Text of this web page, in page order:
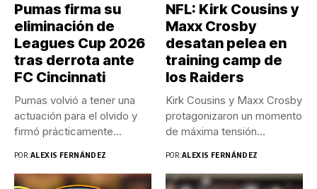
Pumas firma su
eliminación de
Leagues Cup 2026
tras derrota ante
FC Cincinnati
Pumas volvió a tener una
actuación para el olvido y
firmó prácticamente...
POR:ALEXIS FERNÁNDEZ
NFL: Kirk Cousins y
Maxx Crosby
desatan pelea en
training camp de
los Raiders
Kirk Cousins y Maxx Crosby
protagonizaron un momento
de máxima tensión
POR:ALEXIS FERNÁNDEZ